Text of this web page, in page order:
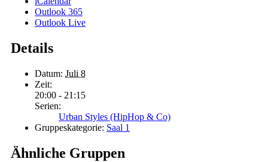
Outlook 365
Outlook Live
Details
Datum: Juli 8
Zeit:
20:00 - 21:15
Serien:
Urban Styles (HipHop & Co)
Gruppeskategorie: Saal 1
Ähnliche Gruppen